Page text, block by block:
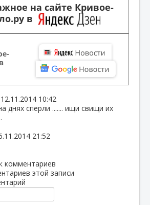
на сайте Кривое-
в
12.11.2014 10:42
днях сперли ....... ищи свищи их
21:52
комментариев
этой записи